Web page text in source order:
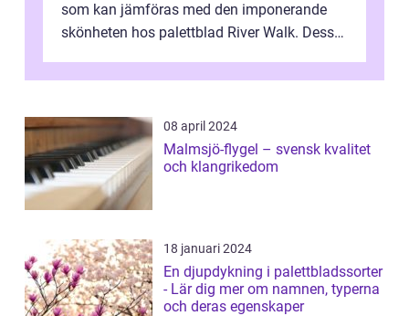
som kan jämföras med den imponerande
skönheten hos palettblad River Walk. Dess
08 april 2024
Malmsjö-flygel – svensk kvalitet
och klangrikedom
18 januari 2024
En djupdykning i palettbladssorter
- Lär dig mer om namnen, typerna
och deras egenskaper